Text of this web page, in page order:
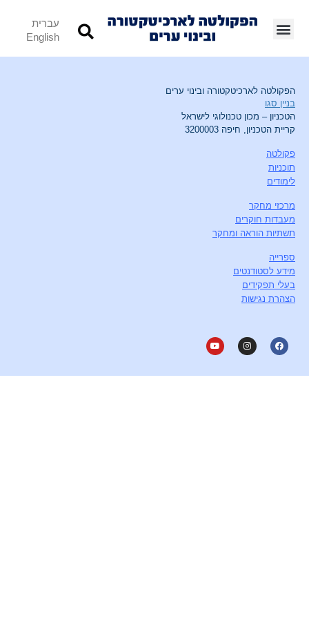
עברית
English
הפקולטה לארכיטקטורה ובינוי ערים
בניין סגו
הטכניון – מכון טכנולוגי לישראל
קריית הטכניון, חיפה 3200003
פקולטה
תוכניות
לימודים
מרכזי מחקר
מעבדות חוקרים
תשתיות הוראה ומחקר
ספרייה
מידע לסטודנטים
בעלי תפקידים
הצהרת נגישות